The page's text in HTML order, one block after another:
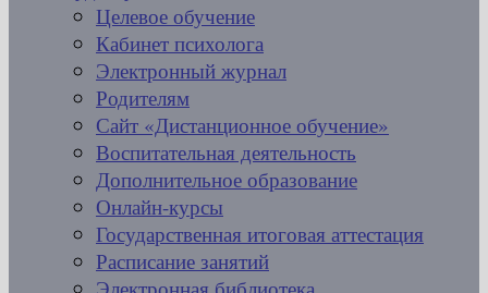
Целевое обучение
Кабинет психолога
Электронный журнал
Родителям
Сайт «Дистанционное обучение»
Воспитательная деятельность
Дополнительное образование
Онлайн-курсы
Государственная итоговая аттестация
Расписание занятий